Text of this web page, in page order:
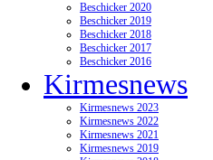
Beschicker 2020
Beschicker 2019
Beschicker 2018
Beschicker 2017
Beschicker 2016
Kirmesnews
Kirmesnews 2023
Kirmesnews 2022
Kirmesnews 2021
Kirmesnews 2019